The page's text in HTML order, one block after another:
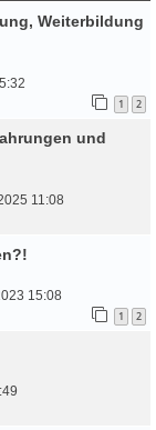
Weiterbildung
1 2
und
11:08
15:08
1 2